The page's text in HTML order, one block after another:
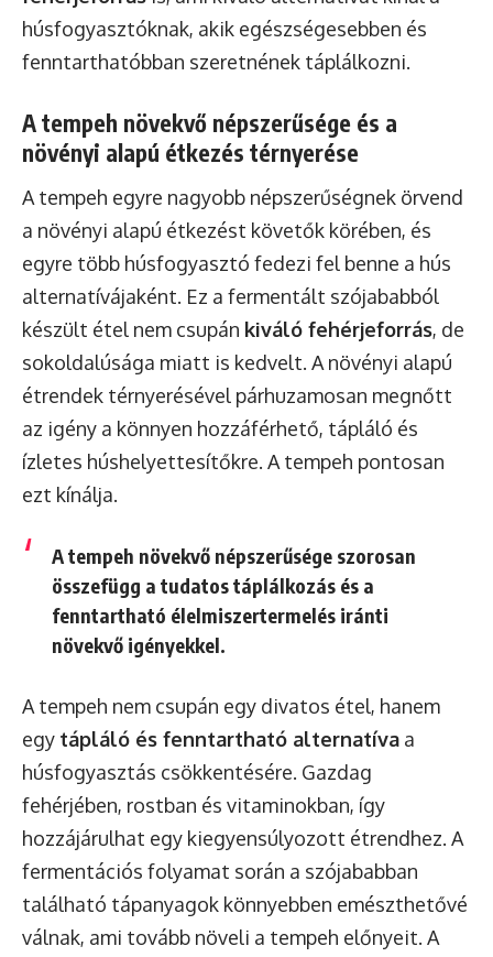
húsfogyasztóknak, akik egészségesebben és
fenntarthatóbban szeretnének táplálkozni.
A tempeh növekvő népszerűsége és a
növényi alapú étkezés térnyerése
A tempeh egyre nagyobb népszerűségnek örvend
a növényi alapú étkezést követők körében, és
egyre több húsfogyasztó fedezi fel benne a hús
alternatívájaként. Ez a fermentált szójababból
készült étel nem csupán kiváló fehérjeforrás, de
sokoldalúsága miatt is kedvelt. A növényi alapú
étrendek térnyerésével párhuzamosan megnőtt
az igény a könnyen hozzáférhető, tápláló és
ízletes húshelyettesítőkre. A tempeh pontosan
ezt kínálja.
A tempeh növekvő népszerűsége szorosan
összefügg a tudatos táplálkozás és a
fenntartható élelmiszertermelés iránti
növekvő igényekkel.
A tempeh nem csupán egy divatos étel, hanem
egy tápláló és fenntartható alternatíva a
húsfogyasztás csökkentésére. Gazdag
fehérjében, rostban és vitaminokban, így
hozzájárulhat egy kiegyensúlyozott étrendhez. A
fermentációs folyamat során a szójababban
található tápanyagok könnyebben emészthetővé
válnak, ami tovább növeli a tempeh előnyeit. A